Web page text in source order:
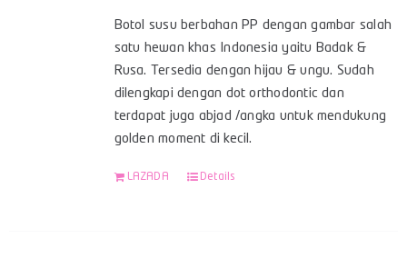
Botol susu berbahan PP dengan gambar salah
satu hewan khas Indonesia yaitu Badak &
Rusa. Tersedia dengan hijau & ungu. Sudah
dilengkapi dengan dot orthodontic dan
terdapat juga abjad /angka untuk mendukung
golden moment di kecil.
LAZADA Details